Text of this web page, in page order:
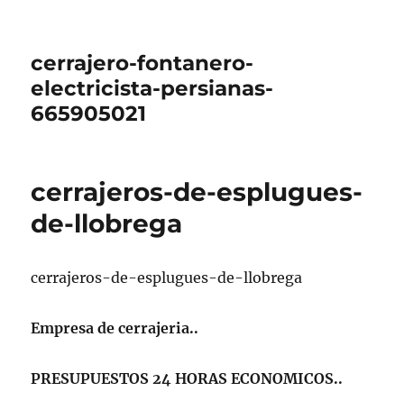
cerrajero-fontanero-
electricista-persianas-
665905021
cerrajeros-de-esplugues-
de-llobrega
cerrajeros-de-esplugues-de-llobrega
Empresa de cerrajeria..
PRESUPUESTOS 24 HORAS ECONOMICOS..